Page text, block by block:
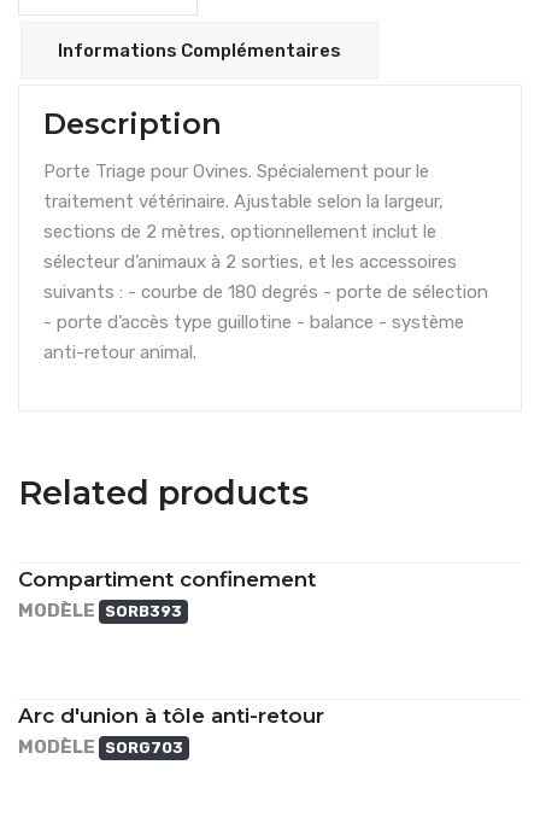
Informations Complémentaires
Description
Porte Triage pour Ovines. Spécialement pour le
traitement vétérinaire. Ajustable selon la largeur,
sections de 2 mètres, optionnellement inclut le
sélecteur d’animaux à 2 sorties, et les accessoires
suivants : - courbe de 180 degrés - porte de sélection
- porte d’accès type guillotine - balance - système
anti-retour animal.
Related products
Compartiment confinement
MODÈLE SORB393
Arc d'union à tôle anti-retour
MODÈLE SORG703